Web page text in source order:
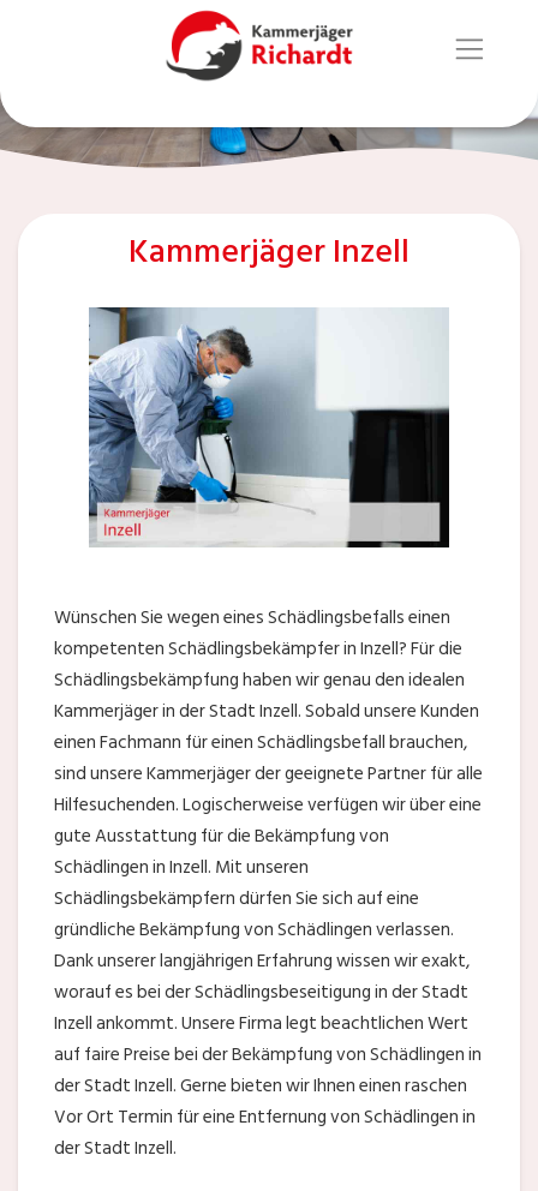
Kammerjäger Inzell
Wünschen Sie wegen eines Schädlingsbefalls einen
kompetenten Schädlingsbekämpfer in Inzell? Für die
Schädlingsbekämpfung haben wir genau den idealen
Kammerjäger in der Stadt Inzell. Sobald unsere Kunden
einen Fachmann für einen Schädlingsbefall brauchen,
sind unsere Kammerjäger der geeignete Partner für alle
Hilfesuchenden. Logischerweise verfügen wir über eine
gute Ausstattung für die Bekämpfung von
Schädlingen in Inzell. Mit unseren
Schädlingsbekämpfern dürfen Sie sich auf eine
gründliche Bekämpfung von Schädlingen verlassen.
Dank unserer langjährigen Erfahrung wissen wir exakt,
worauf es bei der Schädlingsbeseitigung in der Stadt
Inzell ankommt. Unsere Firma legt beachtlichen Wert
auf faire Preise bei der Bekämpfung von Schädlingen in
der Stadt Inzell. Gerne bieten wir Ihnen einen raschen
Vor Ort Termin für eine Entfernung von Schädlingen in
der Stadt Inzell.